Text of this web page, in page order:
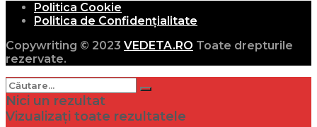
Politica Cookie
Politica de Confidențialitate
Copywriting © 2023 VEDETA.RO Toate drepturile
rezervate.
Nici un rezultat
Vizualizați toate rezultatele